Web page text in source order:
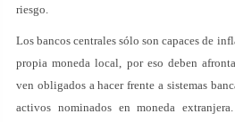
riesgo.
Los bancos centrales sólo son capaces de
propia moneda local, por eso deben
ven obligados a hacer frente a sistemas
activos nominados en moneda